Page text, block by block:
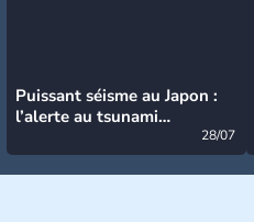
Puissant séisme au Japon :
l’alerte au tsunami
28/07